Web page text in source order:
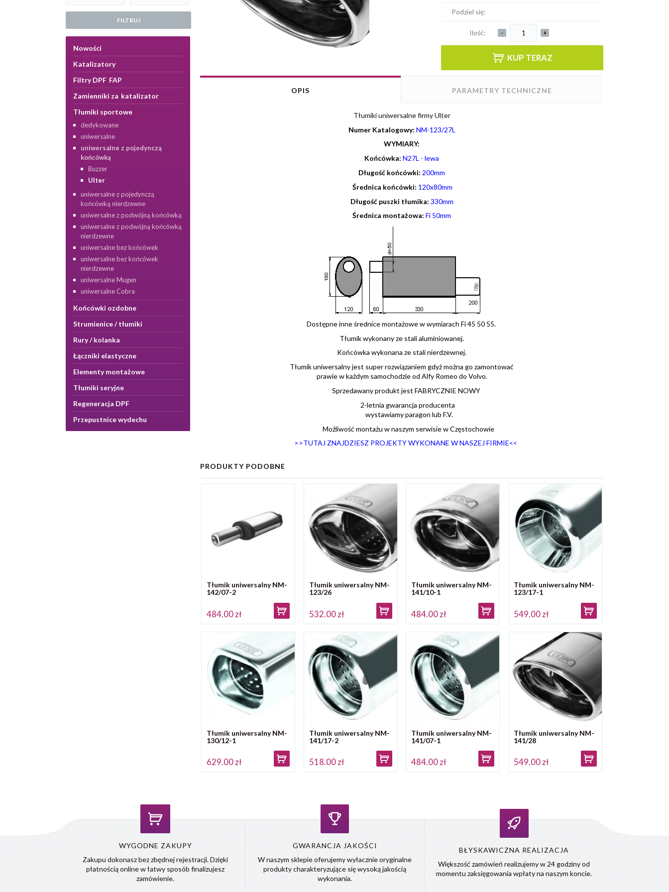
FILTRUJ
Nowości
Katalizatory
Filtry DPF FAP
Zamienniki za katalizator
Tłumiki sportowe
dedykowane
uniwersalne
uniwersalne z pojedynczą
końcówką
Buzzer
Ulter
uniwersalne z pojedynczą
końcówką nierdzewne
uniwersalne z podwójną końcówką
uniwersalne z podwójną końcówką
nierdzewne
uniwersalne bez końcówek
uniwersalne bez końcówek
nierdzewne
uniwersalne Mugen
uniwersalne Cobra
Końcówki ozdobne
Strumienice / tłumiki
Rury / kolanka
Łączniki elastyczne
Elementy montażowe
Tłumiki seryjne
Regeneracja DPF
Przepustnice wydechu
Podziel się:
Ilość: - +
KUP TERAZ
OPIS PARAMETRY TECHNICZNE
Tłumiki uniwersalne firmy Ulter
Numer Katalogowy: NM-123/27L
WYMIARY:
Końcówka: N27L - lewa
Długość końcówki: 200mm
Średnica końcówki: 120x80mm
Długość puszki tłumika: 330mm
Średnica montażowa: Fi 50mm
Dostępne inne średnice montażowe w wymiarach Fi 45 50 55.
Tłumik wykonany ze stali aluminiowanej.
Końcówka wykonana ze stali nierdzewnej.
Tłumik uniwersalny jest super rozwiązaniem gdyż można go zamontować
prawie w każdym samochodzie od Alfy Romeo do Volvo.
Sprzedawany produkt jest FABRYCZNIE NOWY
2-letnia gwarancja producenta
wystawiamy paragon lub F.V.
Możliwość montażu w naszym serwisie w Częstochowie
>>TUTAJ ZNAJDZIESZ PROJEKTY WYKONANE W NASZEJ FIRMIE<<
PRODUKTY PODOBNE
Tłumik uniwersalny NM-
142/07-2
484.00 zł
Tłumik uniwersalny NM-
123/26
532.00 zł
Tłumik uniwersalny NM-
141/10-1
484.00 zł
Tłumik uniwersalny NM-
123/17-1
549.00 zł
Tłumik uniwersalny NM-
130/12-1
629.00 zł
Tłumik uniwersalny NM-
141/17-2
518.00 zł
Tłumik uniwersalny NM-
141/07-1
484.00 zł
Tłumik uniwersalny NM-
141/28
549.00 zł
WYGODNE ZAKUPY
Zakupu dokonasz bez zbędnej rejestracji. Dzięki
płatnością online w łatwy sposób finalizujesz
zamówienie.
GWARANCJA JAKOŚCI
W naszym sklepie oferujemy wyłacznie oryginalne
produkty charakteryzujące się wysoką jakością
wykonania.
BŁYSKAWICZNA REALIZACJA
Większość zamówień realizujemy w 24 godziny od
momentu zaksięgowania wpłaty na naszym koncie.